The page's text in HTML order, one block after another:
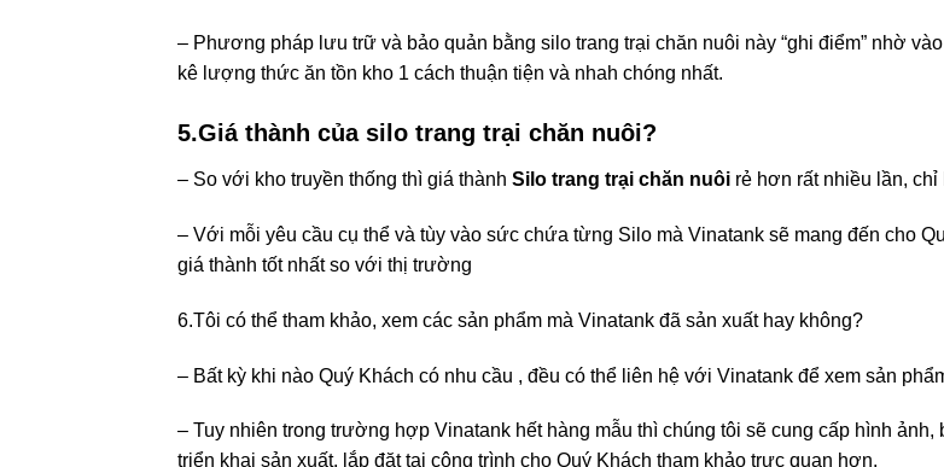
– Phương pháp lưu trữ và bảo quản bằng silo trang trại chăn nuôi này “ghi điểm” nhờ
kê lượng thức ăn tồn kho 1 cách thuận tiện và nhah chóng nhất.
5.Giá thành của silo trang trại chăn nuôi?
– So với kho truyền thống thì giá thành Silo trang trại chăn nuôi rẻ hơn rất nhiều lần, chỉ
– Với mỗi yêu cầu cụ thể và tùy vào sức chứa từng Silo mà Vinatank sẽ mang đến cho
giá thành tốt nhất so với thị trường
6.Tôi có thể tham khảo, xem các sản phẩm mà Vinatank đã sản xuất hay không?
– Bất kỳ khi nào Quý Khách có nhu cầu , đều có thể liên hệ với Vinatank để xem sản
– Tuy nhiên trong trường hợp Vinatank hết hàng mẫu thì chúng tôi sẽ cung cấp hình
triển khai sản xuất, lắp đặt tại công trình cho Quý Khách tham khảo trực quan hơn.